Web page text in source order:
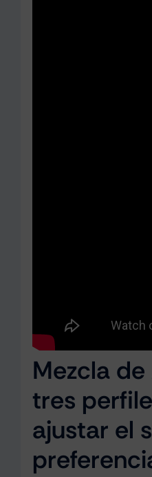
Mezcla
tres
ajustar el